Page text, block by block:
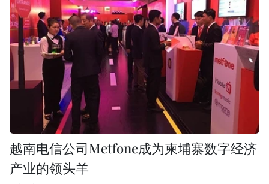
越南电信公司Metfone成为柬埔寨数字经济
产业的领头羊